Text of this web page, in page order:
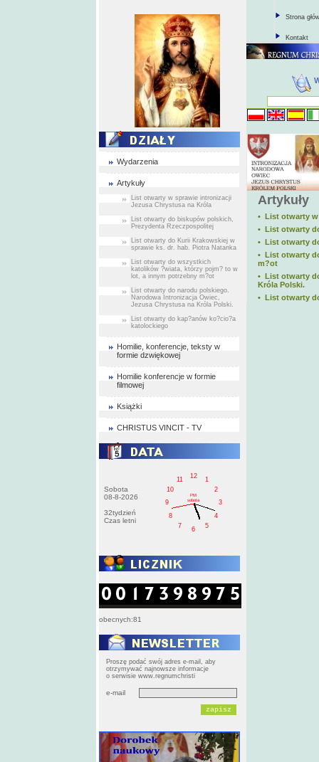
Wydarzenia
Artykuły
List otwarty w sprawie intronizacji
Jezusa Chrystusa na Króla
List otwarty do biskupów polskich,
Prezydenta Rzeczpospolitej
List otwarty do Kurii Krakowskiej w
sprawie ks. dr. hab. Piotra Natanka
List otwarty do wszystkich
katolików ?wiata, którzy pojm? to w
lot, a innym potrzebny m?ot
List otwarty do narodu polskiego.
Narodowa Intronizacja Owiec,
Jezusa Chrystusa na Króla Polski.
List otwarty do kap?anów ko?cio?a
katolockiego
Homilie, konferencje, teksty w
formie dzwiękowej
Homilie konferencje w formie
filmowej
Książki
CHRISTUS VINCIT - TV
Sobota
08-8-2026
32tydzień
Czas letni
1
2
3
4
5
6
7
8
9
10
11
12
PM
sobota
obecnych:81
Proszę podać swój adres e-mail, aby
otrzymywać najnowsze informacje
o serwisie www.regnumchristi
e-mail
Strona
Kontakt
Artykuły
• List otwarty
• List otwarty
• List otwarty
• List otwarty
m?ot
• List otwarty
Króla Polski.
• List otwarty